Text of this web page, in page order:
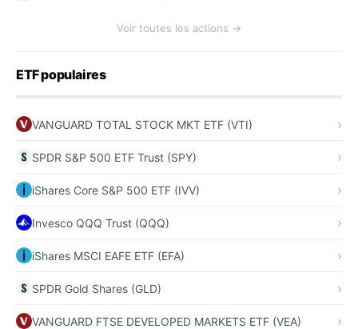
Voir toutes les actions →
ETF populaires
VANGUARD TOTAL STOCK MKT ETF (VTI)
SPDR S&P 500 ETF Trust (SPY)
iShares Core S&P 500 ETF (IVV)
Invesco QQQ Trust (QQQ)
iShares MSCI EAFE ETF (EFA)
SPDR Gold Shares (GLD)
VANGUARD FTSE DEVELOPED MARKETS ETF (VEA)